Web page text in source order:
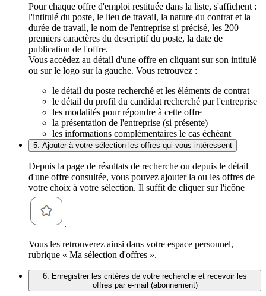
Pour chaque offre d'emploi restituée dans la liste, s'affichent :
l'intitulé du poste, le lieu de travail, la nature du contrat et la
durée de travail, le nom de l'entreprise si précisé, les 200
premiers caractères du descriptif du poste, la date de
publication de l'offre.
Vous accédez au détail d'une offre en cliquant sur son intitulé
ou sur le logo sur la gauche. Vous retrouvez :
le détail du poste recherché et les éléments de contrat
le détail du profil du candidat recherché par l'entreprise
les modalités pour répondre à cette offre
la présentation de l'entreprise (si présente)
les informations complémentaires le cas échéant
5. Ajouter à votre sélection les offres qui vous intéressent
Depuis la page de résultats de recherche ou depuis le détail
d'une offre consultée, vous pouvez ajouter la ou les offres de
votre choix à votre sélection. Il suffit de cliquer sur l'icône
.
Vous les retrouverez ainsi dans votre espace personnel,
rubrique « Ma sélection d'offres ».
6. Enregistrer les critères de votre recherche et recevoir les
offres par e-mail (abonnement)